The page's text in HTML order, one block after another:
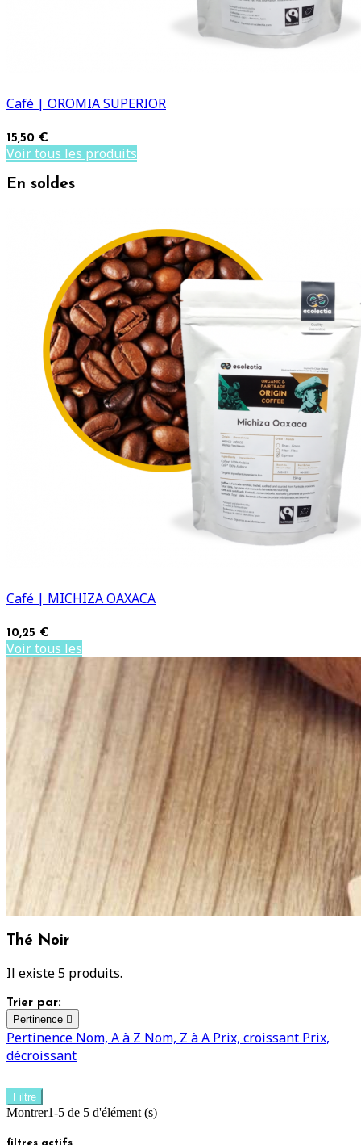
Café | OROMIA SUPERIOR
15,50 €
Voir tous les produits
En soldes
Café | MICHIZA OAXACA
10,25 €
Voir tous les
Thé Noir
Il existe 5 produits.
Trier par:
Pertinence 
Pertinence Nom, A à Z Nom, Z à A Prix, croissant Prix,
décroissant
Filtre
Montrer1-5 de 5 d'élément (s)